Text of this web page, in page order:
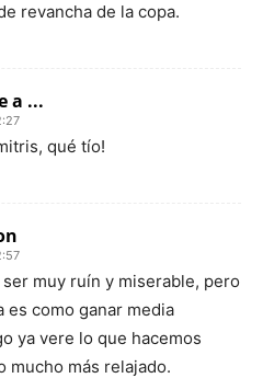
revancha de la copa.
a ...
qué tío!
muy ruín y miserable, pero
es como ganar media
ya vere lo que hacemos
mucho más relajado.